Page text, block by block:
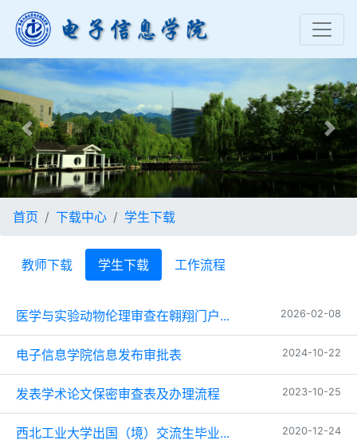
Previous Next
首页 下载中心 学生下载
教师下载 学生下载 工作流程
医学与实验动物伦理审查在翱翔门户... 2026-02-08
电子信息学院信息发布审批表 2024-10-22
发表学术论文保密审查表及办理流程 2023-10-25
西北工业大学出国（境）交流生毕业... 2020-12-24